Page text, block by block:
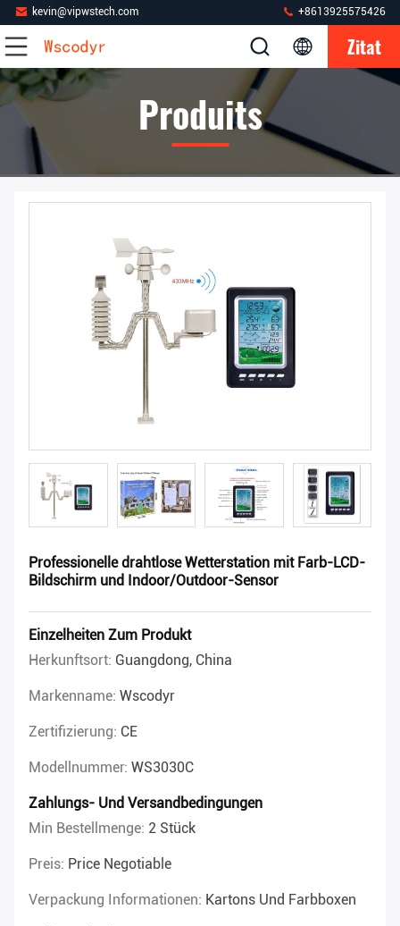
kevin@vipwstech.com +8613925575426
Zitat
Produits
Professionelle drahtlose Wetterstation mit Farb-LCD-
Bildschirm und Indoor/Outdoor-Sensor
Einzelheiten Zum Produkt
Herkunftsort: Guangdong, China
Markenname: Wscodyr
Zertifizierung: CE
Modellnummer: WS3030C
Zahlungs- Und Versandbedingungen
Min Bestellmenge: 2 Stück
Preis: Price Negotiable
Verpackung Informationen: Kartons Und Farbboxen